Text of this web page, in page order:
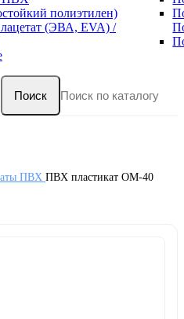
полиэтилен)
(ЭВА, EVA) /
Поиск
ПВХ ПВХ пластикат ОМ-40